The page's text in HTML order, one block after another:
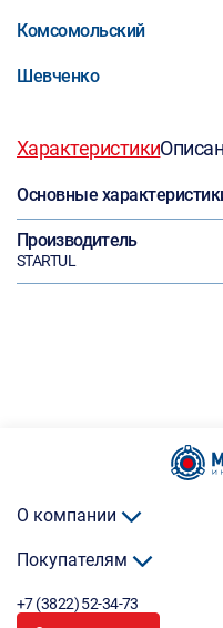
Комсомольский
Шевченко
Характеристики
Основные
Производитель
STARTUL
О компании
Покупателям
+7 (3822) 52-34-73